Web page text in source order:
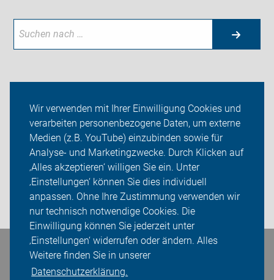
Wir verwenden mit Ihrer Einwilligung Cookies und
verarbeiten personenbezogene Daten, um externe
Medien (z.B. YouTube) einzubinden sowie für
Analyse- und Marketingzwecke. Durch Klicken auf
‚Alles akzeptieren‘ willigen Sie ein. Unter
‚Einstellungen‘ können Sie dies individuell
anpassen. Ohne Ihre Zustimmung verwenden wir
nur technisch notwendige Cookies. Die
Einwilligung können Sie jederzeit unter
‚Einstellungen‘ widerrufen oder ändern. Alles
Weitere finden Sie in unserer
Datenschutzerklärung.
ADFC Strohgäu
Sei dabei
Presse
Login
Bleiben Sie in Kontakt